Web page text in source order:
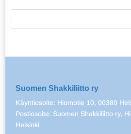
Suomen Shakkiliitto ry
Käyntiosoite: Hiomotie 10, 00380
Postiosoite: Suomen Shakkiliitto ry,
Helsinki